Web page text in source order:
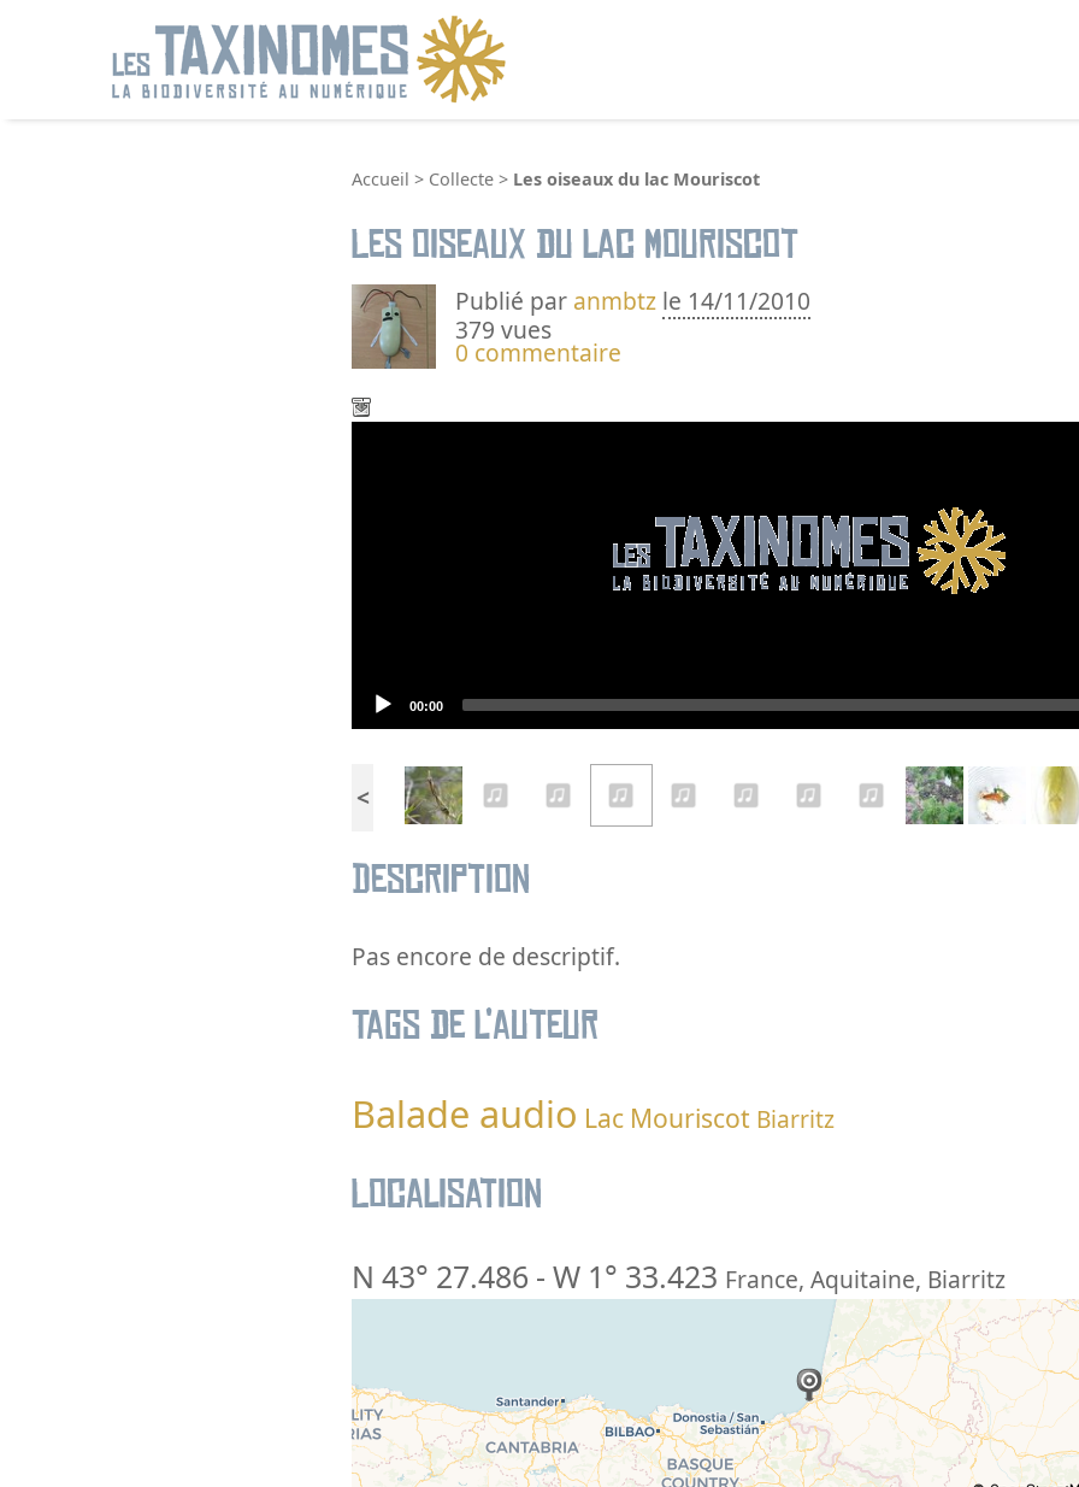
Accueil > Collecte > Les oiseaux du lac Mouriscot
Les oiseaux du lac Mouriscot
Publié par anmbtz le 14/11/2010
379 vues
0 commentaire
Audio
Player
Current
00:00
<
Description
Pas encore de descriptif.
Tags de l’auteur
Balade audio Lac Mouriscot Biarritz
Localisation
N 43° 27.486 - W 1° 33.423 France, Aquitaine, Biarritz